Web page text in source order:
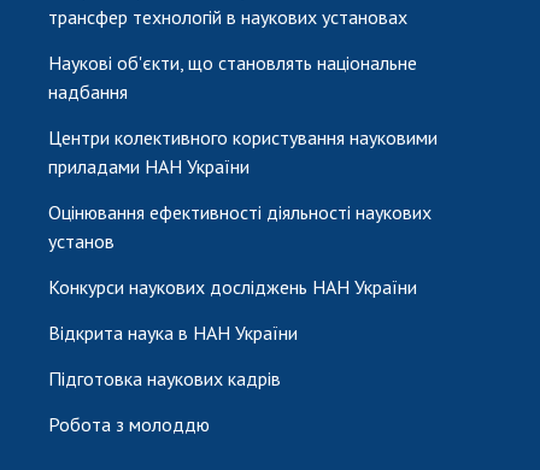
трансфер технологій в наукових установах
Наукові об'єкти, що становлять національне
надбання
Центри колективного користування науковими
приладами НАН України
Оцінювання ефективності діяльності наукових
установ
Конкурси наукових досліджень НАН України
Відкрита наука в НАН України
Підготовка наукових кадрів
Робота з молоддю